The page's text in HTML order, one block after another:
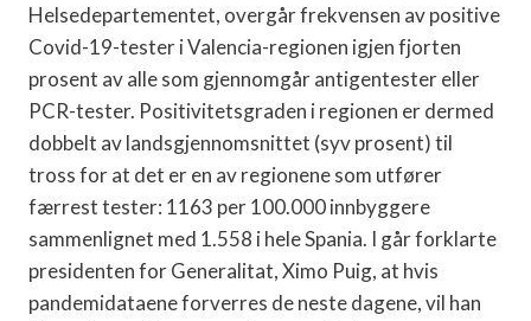
Helsedepartementet, overgår frekvensen av positive
Covid-19-tester i Valencia-regionen igjen fjorten
prosent av alle som gjennomgår antigentester eller
PCR-tester. Positivitetsgraden i regionen er dermed
dobbelt av landsgjennomsnittet (syv prosent) til
tross for at det er en av regionene som utfører
færrest tester: 1163 per 100.000 innbyggere
sammenlignet med 1.558 i hele Spania. I går forklarte
presidenten for Generalitat, Ximo Puig, at hvis
pandemidataene forverres de neste dagene, vil han